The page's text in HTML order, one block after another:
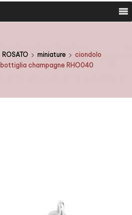
ROSATO miniature
ciondolo
champagne RHO040